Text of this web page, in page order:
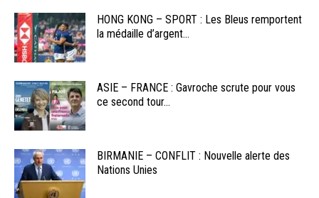
HONG KONG – SPORT : Les Bleus remportent
la médaille d’argent...
ASIE – FRANCE : Gavroche scrute pour vous
ce second tour...
BIRMANIE – CONFLIT : Nouvelle alerte des
Nations Unies